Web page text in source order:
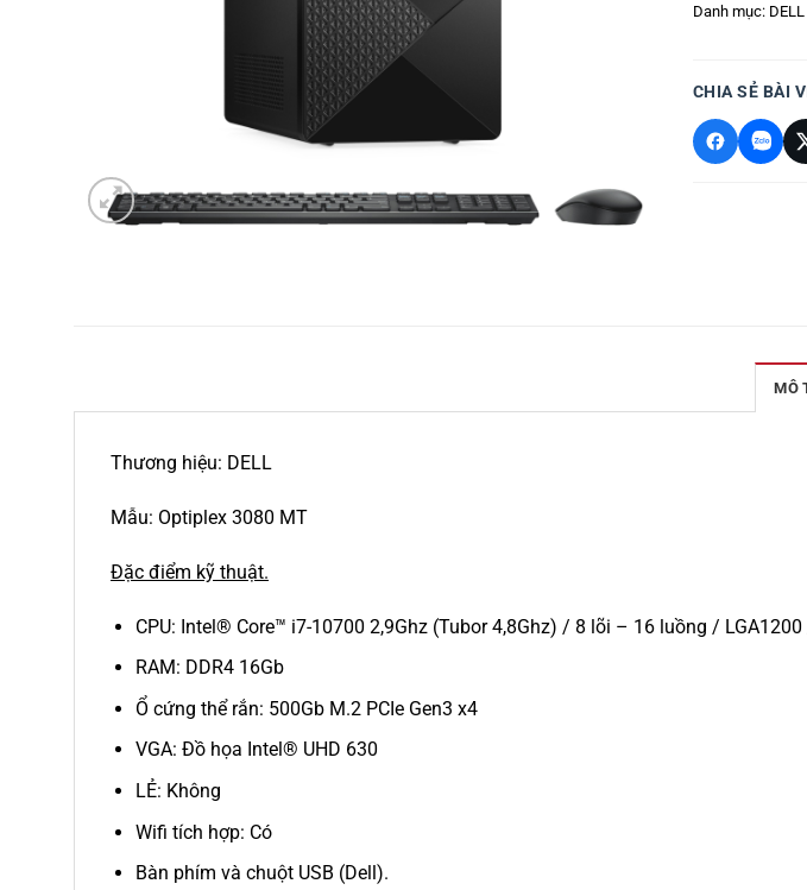
Danh mục:
CHIA SẺ BÀI
MÔ
Thương hiệu: DELL
Mẫu: Optiplex 3080 MT
Đặc điểm kỹ thuật.
CPU: Intel® Core™ i7-10700 2,9Ghz (Tubor 4,8Ghz) / 8 lõi – 16 luồng /
RAM: DDR4 16Gb
Ổ cứng thể rắn: 500Gb M.2 PCIe Gen3 x4
VGA: Đồ họa Intel® UHD 630
LẺ: Không
Wifi tích hợp: Có
Bàn phím và chuột USB (Dell).